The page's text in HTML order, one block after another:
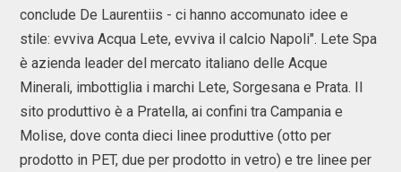
conclude De Laurentiis - ci hanno accomunato idee e
stile: evviva Acqua Lete, evviva il calcio Napoli". Lete Spa
è azienda leader del mercato italiano delle Acque
Minerali, imbottiglia i marchi Lete, Sorgesana e Prata. Il
sito produttivo è a Pratella, ai confini tra Campania e
Molise, dove conta dieci linee produttive (otto per
prodotto in PET, due per prodotto in vetro) e tre linee per